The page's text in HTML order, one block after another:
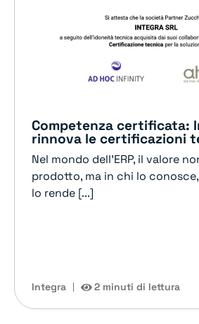
Competenza certificata:
rinnova le certificazioni
Nel mondo dell’ERP, il valore
prodotto, ma in chi lo
lo rende [...]
Integra 2 minuti di lettura